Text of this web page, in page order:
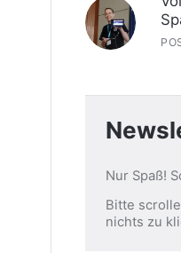
Nur Spaß!
Bitte
nichts zu